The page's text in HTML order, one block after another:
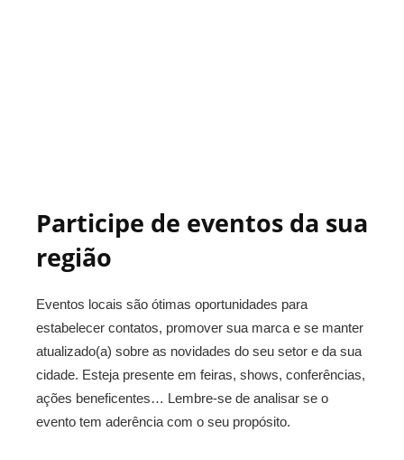
Participe de eventos da sua
região
Eventos locais são ótimas oportunidades para
estabelecer contatos, promover sua marca e se manter
atualizado(a) sobre as novidades do seu setor e da sua
cidade. Esteja presente em feiras, shows, conferências,
ações beneficentes… Lembre-se de analisar se o
evento tem aderência com o seu propósito.